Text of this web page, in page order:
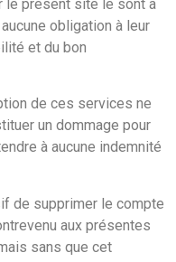
le présent site le sont à
obligation à leur
et du bon
de ces services ne
un dommage pour
à aucune indemnité
de supprimer le compte
aux présentes
sans que cet